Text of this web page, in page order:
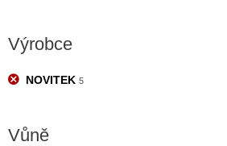
Výrobce
NOVITEK 5
Vůně